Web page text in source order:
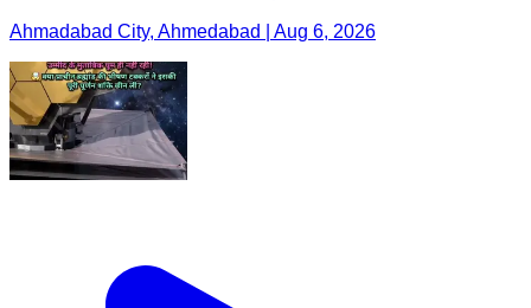
Ahmadabad City, Ahmedabad | Aug 6, 2026